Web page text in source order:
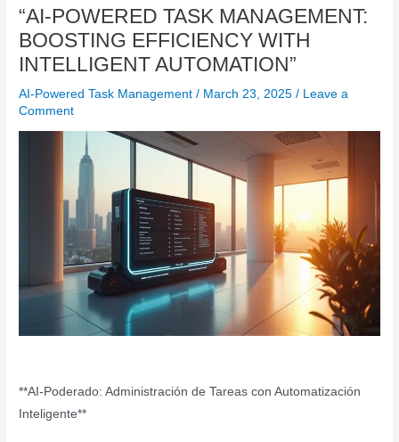
“AI-POWERED TASK MANAGEMENT:
BOOSTING EFFICIENCY WITH
INTELLIGENT AUTOMATION”
AI-Powered Task Management / March 23, 2025/ Leave a
Comment
**AI-Poderado: Administración de Tareas con Automatización
Inteligente**